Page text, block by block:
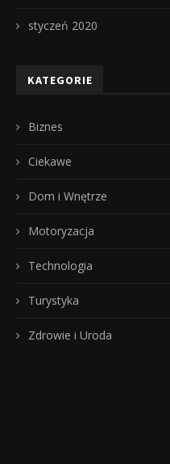
styczeń 2020
KATEGORIE
Biznes
Ciekawe
Dom i Wnętrze
Motoryzacja
Technologia
Turystyka
Zdrowie i Uroda